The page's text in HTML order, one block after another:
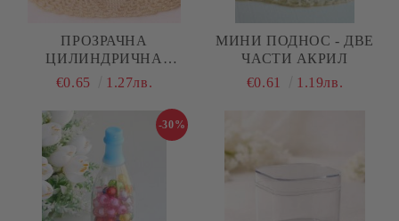
ПРОЗРАЧНА
ЦИЛИНДРИЧНА
АКРИЛНА КУТИЯ С
€0.65 1.27лв.
МИНИ ПОДНОС - ДВЕ
ЧАСТИ АКРИЛ
€0.61
1.19лв.
-30%